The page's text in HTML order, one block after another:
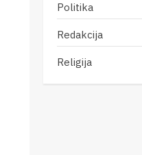
Politika
Redakcija
Religija